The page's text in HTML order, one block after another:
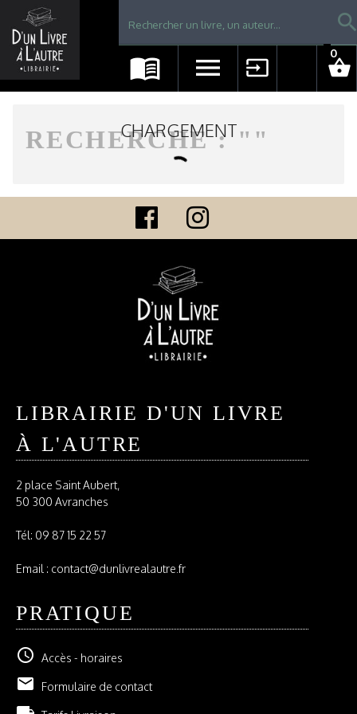
Librairie D'un livre à l'autre - Avranches
menu_book menu input shopping_basket
0
RECHERCHE : " "
CHARGEMENT
LIBRAIRIE D'UN LIVRE
À L'AUTRE
2 place Saint Aubert,
50 300 Avranches
Tél: 09 87 15 22 57
Email : contact@dunlivrealautre.fr
PRATIQUE
schedule Accès - horaires
email Formulaire de contact